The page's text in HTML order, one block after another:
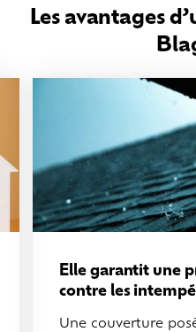
Les avantages
Elle garantit une
contre les
Une couverture